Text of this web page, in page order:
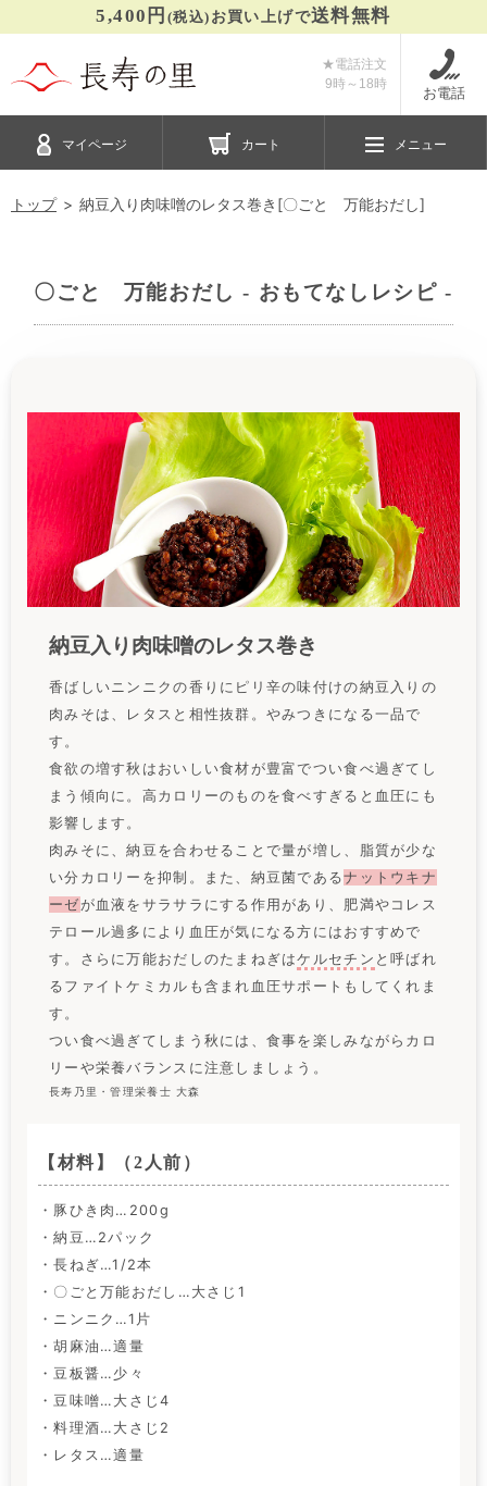
5,400円 (税込) お買い上げで送料無料
★電話注文
9時～ 18時 お電話
マイページ カート メニュー
トップ 納豆入り肉味噌のレタス巻き[〇ごと 万能おだし]
〇ごと 万能おだし - おもてなしレシピ -
納豆入り肉味噌のレタス巻き
香ばしいニンニクの香りにピリ辛の味付けの納豆入りの
肉みそは、レタスと相性抜群。やみつきになる一品で
す。
食欲の増す秋はおいしい食材が豊富でつい食べ過ぎてし
まう傾向に。高カロリーのものを食べすぎると血圧にも
影響します。
肉みそに、納豆を合わせることで量が増し、脂質が少な
い分カロリーを抑制。また、納豆菌であるナットウキナ
ーゼ が血液をサラサラにする作用があり、肥満やコレス
テロール過多により血圧が気になる方にはおすすめで
す。さらに万能おだしのたまねぎはケルセチン と呼ばれ
るファイトケミカルも含まれ血圧サポートもしてくれま
す。
つい食べ過ぎてしまう秋には、食事を楽しみながらカロ
リーや栄養バランスに注意しましょう。
長寿乃里・管理栄養士 大森
【材料】（2人前）
・豚ひき肉…200g
・納豆…2パック
・長ねぎ…1/2本
・〇ごと万能おだし…大さじ1
・ニンニク…1片
・胡麻油…適量
・豆板醤…少々
・豆味噌…大さじ4
・料理酒…大さじ2
・レタス…適量